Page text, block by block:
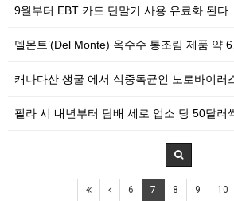
9월부터 EBT 카드 단말기 사용 유료화 된다
델몬트’(Del Monte) 옥수수 통조림 제품 약
캐나다산 생굴 에서 식중독균인 노로바이러
필라 시 내년부터 담배 세로 업소 당 50달러
6 7 8 9 10